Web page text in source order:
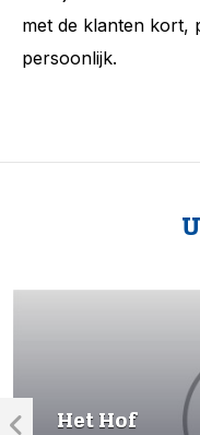
met de klanten kort,
persoonlijk.
Het Hof